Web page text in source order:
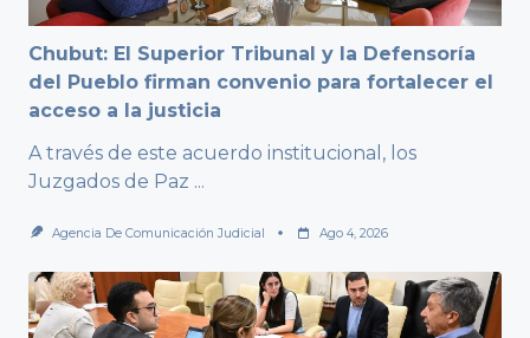
Chubut: El Superior Tribunal y la Defensoría
del Pueblo firman convenio para fortalecer el
acceso a la justicia
A través de este acuerdo institucional, los
Juzgados de Paz ...
Agencia De Comunicación Judicial Ago 4, 2026